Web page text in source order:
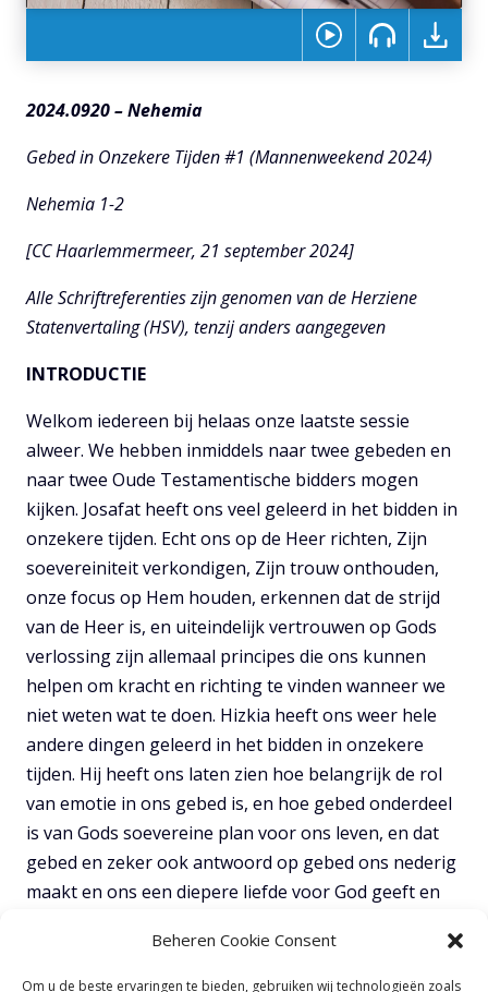
Beheren Cookie Consent
Om u de beste ervaringen te bieden, gebruiken wij technologieën zoals
2024.0920 – Nehemia
Gebed in Onzekere Tijden #1 (Mannenweekend 2024)
Nehemia 1-2
[CC Haarlemmermeer, 21 september 2024]
Alle Schriftreferenties zijn genomen van de Herziene
Statenvertaling (HSV), tenzij anders aangegeven
INTRODUCTIE
Welkom iedereen bij helaas onze laatste sessie
alweer. We hebben inmiddels naar twee gebeden en
naar twee Oude Testamentische bidders mogen
kijken. Josafat heeft ons veel geleerd in het bidden in
onzekere tijden. Echt ons op de Heer richten, Zijn
soevereiniteit verkondigen, Zijn trouw onthouden,
onze focus op Hem houden, erkennen dat de strijd
van de Heer is, en uiteindelijk vertrouwen op Gods
verlossing zijn allemaal principes die ons kunnen
helpen om kracht en richting te vinden wanneer we
niet weten wat te doen. Hizkia heeft ons weer hele
andere dingen geleerd in het bidden in onzekere
tijden. Hij heeft ons laten zien hoe belangrijk de rol
van emotie in ons gebed is, en hoe gebed onderdeel
is van Gods soevereine plan voor ons leven, en dat
gebed en zeker ook antwoord op gebed ons nederig
maakt en ons een diepere liefde voor God geeft en
prijzen. Dit zijn belangrijke facetten om ons bewust
van te zijn en ons ook naar uit te strekken en die ons